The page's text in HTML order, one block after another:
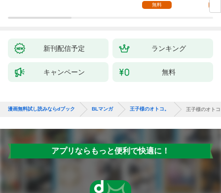
無料
新刊配信予定 ランキング
キャンペーン 無料
漫画無料試し読みならdブック BLマンガ 王子様のオトコ。 王子様のオト
アプリならもっと便利で快適に！